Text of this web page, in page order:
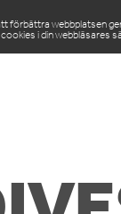
förbättra webbplatsen
i din webbläsares